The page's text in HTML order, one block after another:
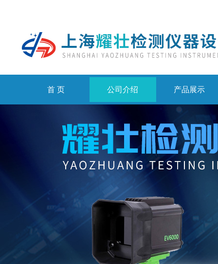
首 页 公司介绍 产品展示